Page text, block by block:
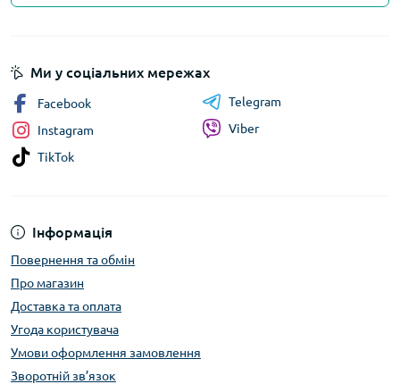
Інформація
Повернення та обмін
Про магазин
Доставка та оплата
Угода користувача
Умови оформлення замовлення
Зворотній зв’язок
Ми у соціальних мережах
Facebook
Instagram
TikTok
Telegram
Viber